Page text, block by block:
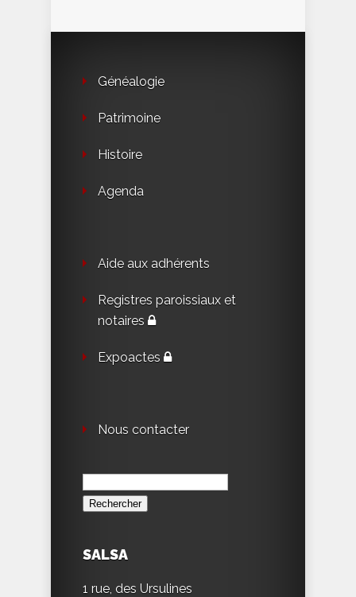
Généalogie
Patrimoine
Histoire
Agenda
Aide aux adhérents
Registres paroissiaux et
notaires
Expoactes
Nous contacter
Rechercher :
SALSA
1 rue, des Ursulines